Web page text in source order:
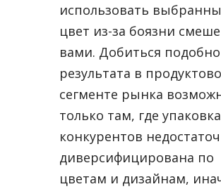
использовать
цвет из-за боязни
вами. Добиться
результата в
сегменте рынка
только там, где упаковка
конкурентов
диверсифицирована по
цветам и дизайнам,